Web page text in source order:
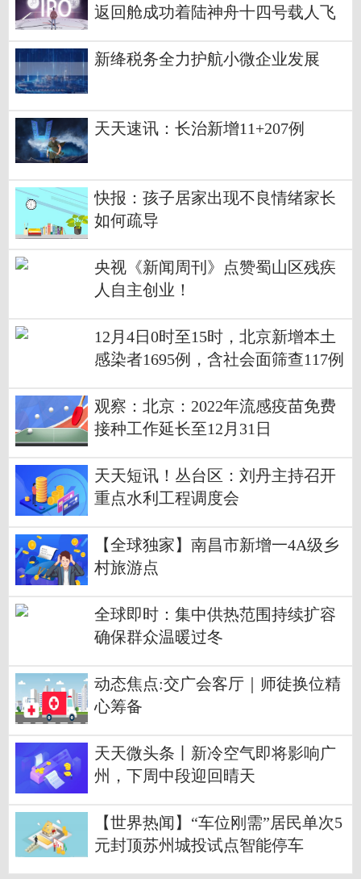
返回舱成功着陆神舟十四号载人飞
新绛税务全力护航小微企业发展
天天速讯：长治新增11+207例
快报：孩子居家出现不良情绪家长
如何疏导
央视《新闻周刊》点赞蜀山区残疾
人自主创业！
12月4日0时至15时，北京新增本土
感染者1695例，含社会面筛查117例
观察：北京：2022年流感疫苗免费
接种工作延长至12月31日
天天短讯！丛台区：刘丹主持召开
重点水利工程调度会
【全球独家】南昌市新增一4A级乡
村旅游点
全球即时：集中供热范围持续扩容
确保群众温暖过冬
动态焦点:交广会客厅｜师徒换位精
心筹备
天天微头条丨新冷空气即将影响广
州，下周中段迎回晴天
【世界热闻】“车位刚需”居民单次5
元封顶苏州城投试点智能停车